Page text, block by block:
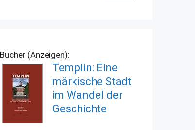
Bücher (Anzeigen):
Templin: Eine
märkische Stadt
im Wandel der
Geschichte